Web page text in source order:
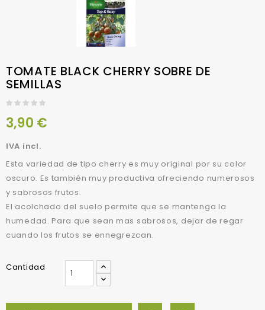
TOMATE BLACK CHERRY SOBRE DE
SEMILLAS
3,90 €
IVA incl.
Esta variedad de tipo cherry es muy original por su color
oscuro. Es también muy productiva ofreciendo numerosos
y sabrosos frutos.
El acolchado del suelo permite que se mantenga la
humedad. Para que sean mas sabrosos, dejar de regar
cuando los frutos se ennegrezcan.
Cantidad